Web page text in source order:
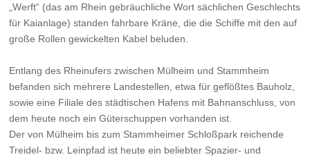
„Werft“ (das am Rhein gebräuchliche Wort sächlichen Geschlechts
für Kaianlage) standen fahrbare Kräne, die die Schiffe mit den auf
große Rollen gewickelten Kabel beluden.
Entlang des Rheinufers zwischen Mülheim und Stammheim
befanden sich mehrere Landestellen, etwa für geflößtes Bauholz,
sowie eine Filiale des städtischen Hafens mit Bahnanschluss, von
dem heute noch ein Güterschuppen vorhanden ist.
Der von Mülheim bis zum Stammheimer Schloßpark reichende
Treidel- bzw. Leinpfad ist heute ein beliebter Spazier- und